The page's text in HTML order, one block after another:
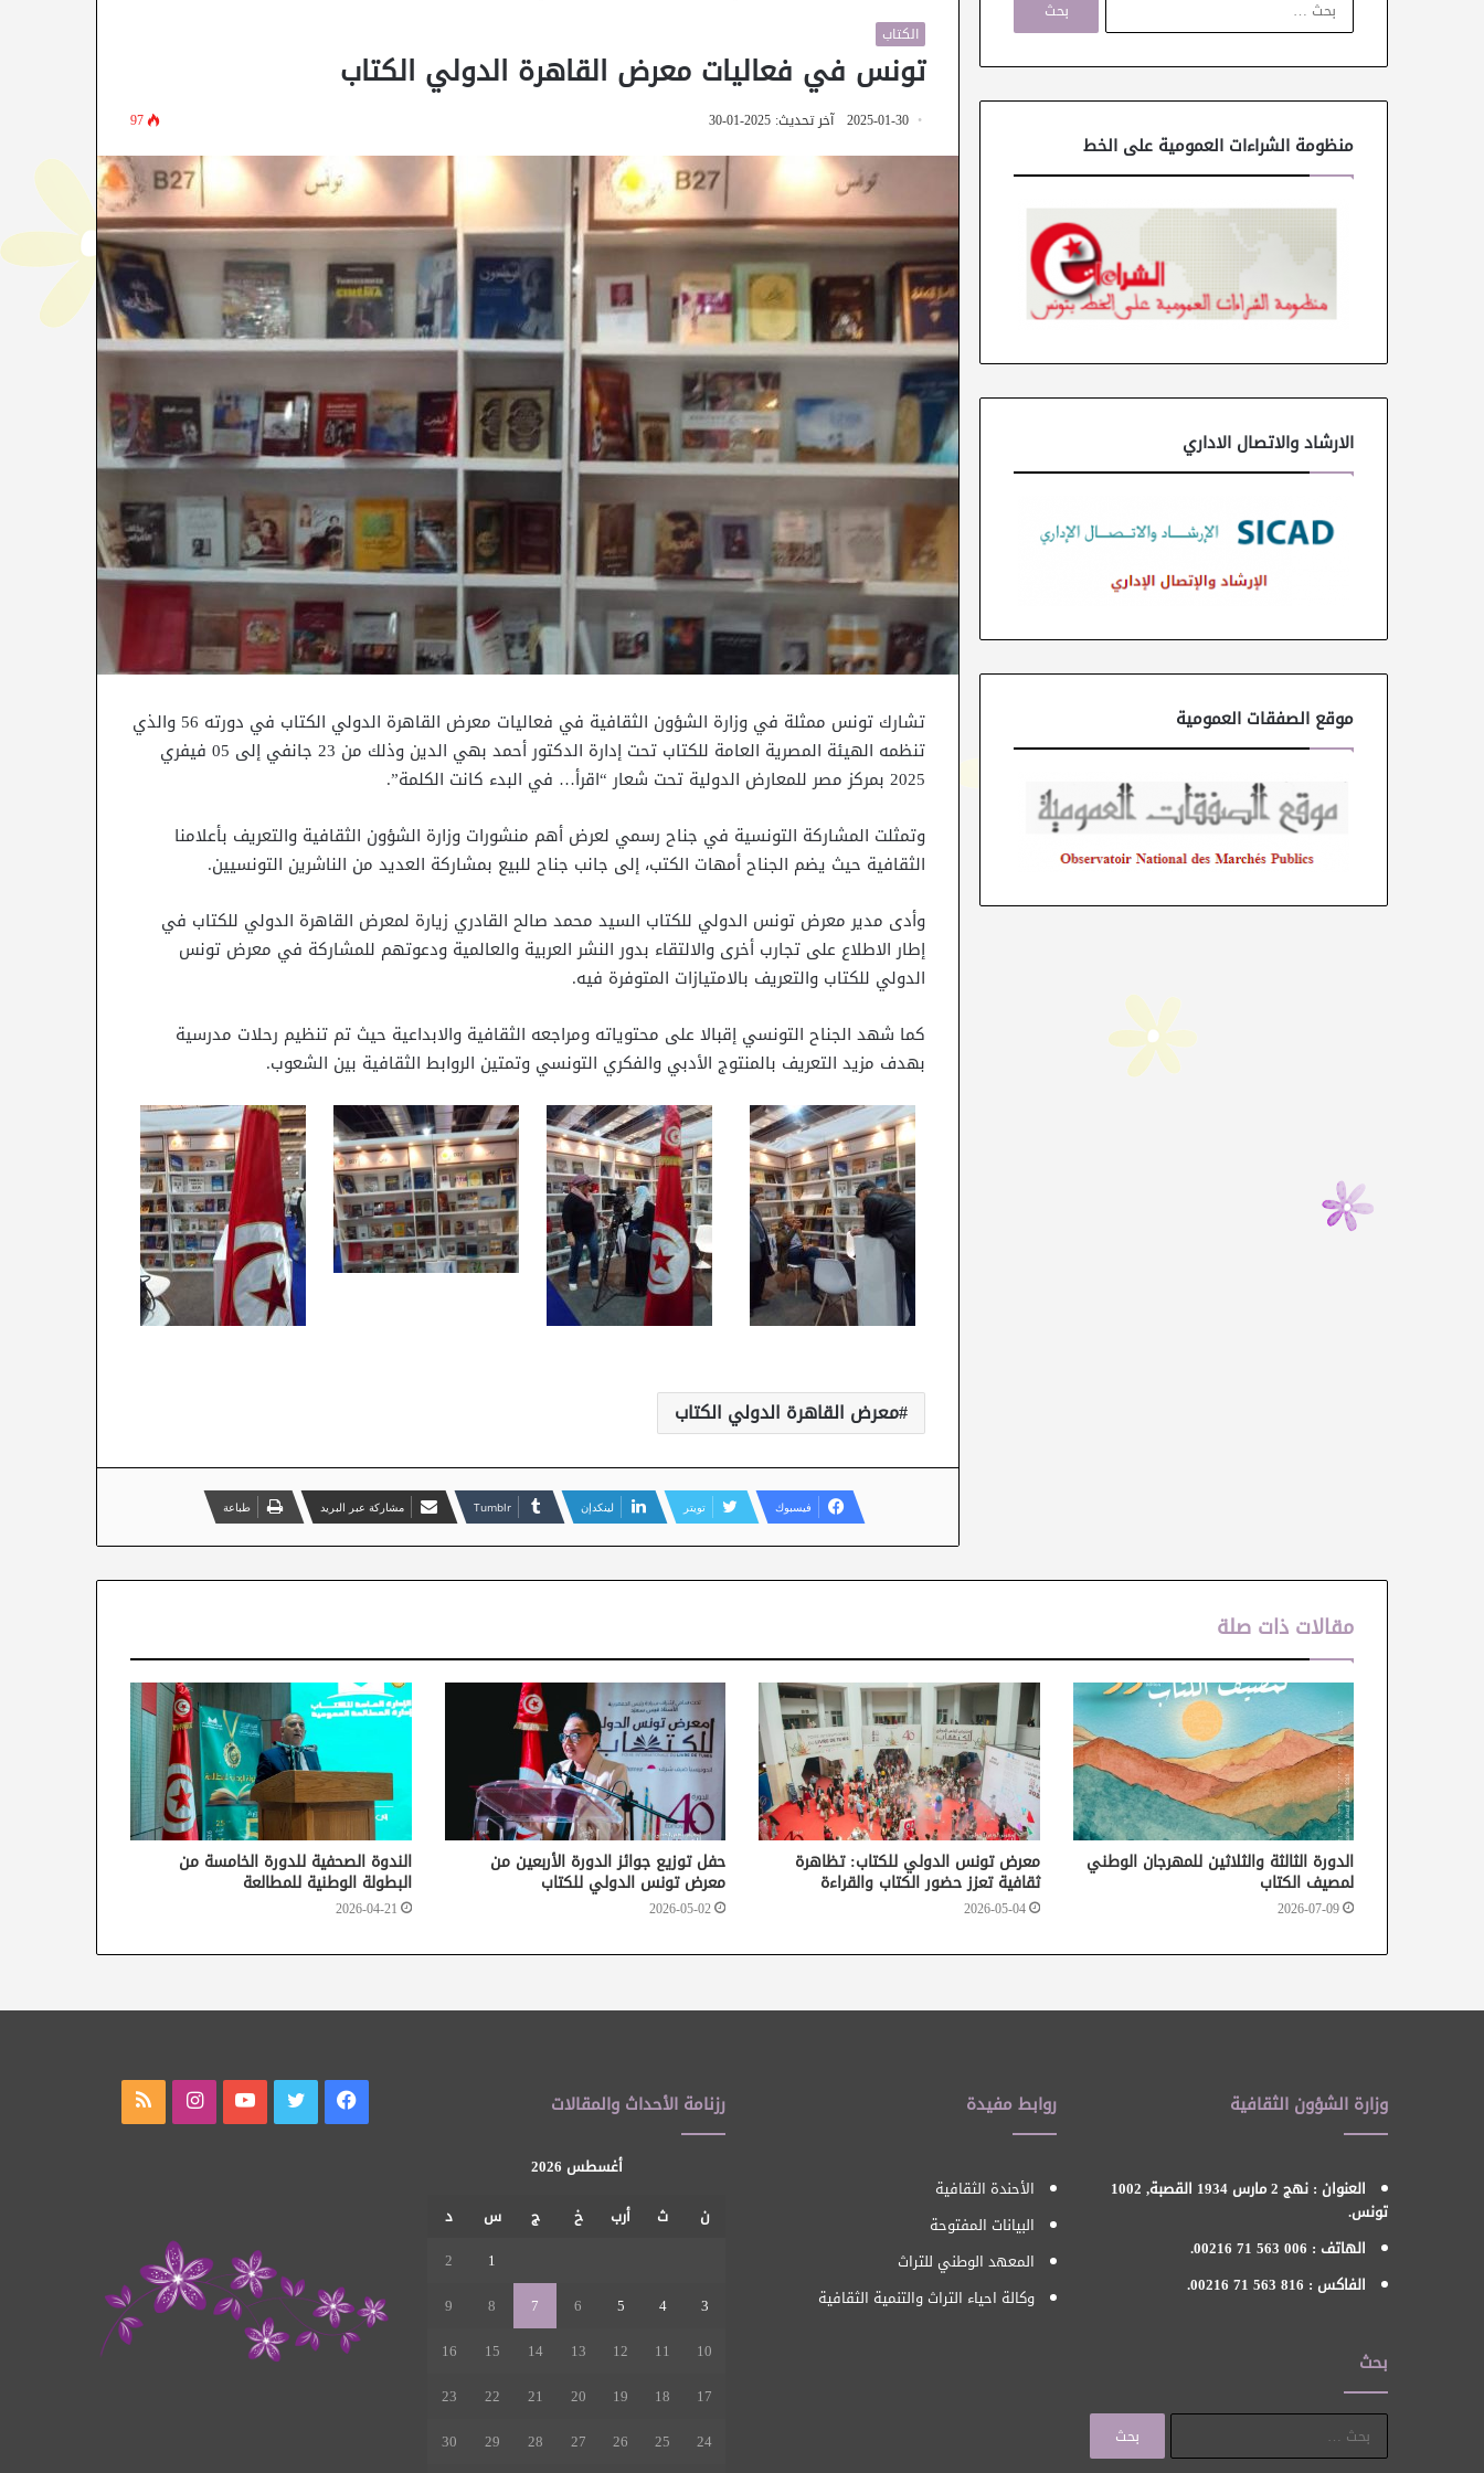
الكتاب
تونس في فعاليات معرض القاهرة الدولي الكتاب
2025-01-30 آخر تحديث: 2025-01-30 97
تشارك تونس ممثلة في وزارة الشؤون الثقافية في فعاليات معرض القاهرة الدولي الكتاب في دورته 56 والذي
تنظمه الهيئة المصرية العامة للكتاب تحت إدارة الدكتور أحمد بهي الدين وذلك من 23 جانفي إلى 05 فيفري
2025 بمركز مصر للمعارض الدولية تحت شعار “اقرأ… في البدء كانت الكلمة”.
وتمثلت المشاركة التونسية في جناح رسمي لعرض أهم منشورات وزارة الشؤون الثقافية والتعريف بأعلامنا
الثقافية حيث يضم الجناح أمهات الكتب، إلى جانب جناح للبيع بمشاركة العديد من الناشرين التونسيين.
وأدى مدير معرض تونس الدولي للكتاب السيد محمد صالح القادري زيارة لمعرض القاهرة الدولي للكتاب في
إطار الاطلاع على تجارب أخرى والالتقاء بدور النشر العربية والعالمية ودعوتهم للمشاركة في معرض تونس
الدولي للكتاب والتعريف بالامتيازات المتوفرة فيه.
كما شهد الجناح التونسي إقبالا على محتوياته ومراجعه الثقافية والابداعية حيث تم تنظيم رحلات مدرسية
بهدف مزيد التعريف بالمنتوج الأدبي والفكري التونسي وتمتين الروابط الثقافية بين الشعوب.
معرض القاهرة الدولي الكتاب
فيسبوك تويتر لينكدإن مشاركة عبر البريد طباعة
ح
ن
منظومة الشراءات العمومية على الخط
الارشاد والاتصال الاداري
موقع الصفقات العمومية
مقالات ذات صلة
الدورة الثالثة والثلاثين للمهرجان الوطني
لمصيف الكتاب
2026-07-09
معرض تونس الدولي للكتاب: تظاهرة
ثقافية تعزز حضور الكتاب والقراءة
2026-05-04
حفل توزيع جوائز الدورة الأربعين من
معرض تونس الدولي للكتاب
2026-05-02
الندوة الصحفية للدورة الخامسة من
البطولة الوطنية للمطالعة
2026-04-21
وزارة الشؤون الثقافية
العنوان : نهج 2 مارس 1934 القصبة, 1002
تونس.
الهاتف : 006 563 71 00216.
الفاكس : 816 563 71 00216.
بحث
روابط مفيدة
الأحندة الثقافية
البيانات المفتوحة
المعهد الوطني للتراث
وكالة احياء التراث والتنمية الثقافية
رزنامة الأحداث والمقالات
أغسطس 2026
ن
ث أرب خ ج س
د
1
2
3
4
5
6
7
8
9
10
11
12
13
14
15
16
17
18
19
20
21
22
23
24
25
26
27
28
29
30
فيسبوك تويتر يوتيوب انستقرام